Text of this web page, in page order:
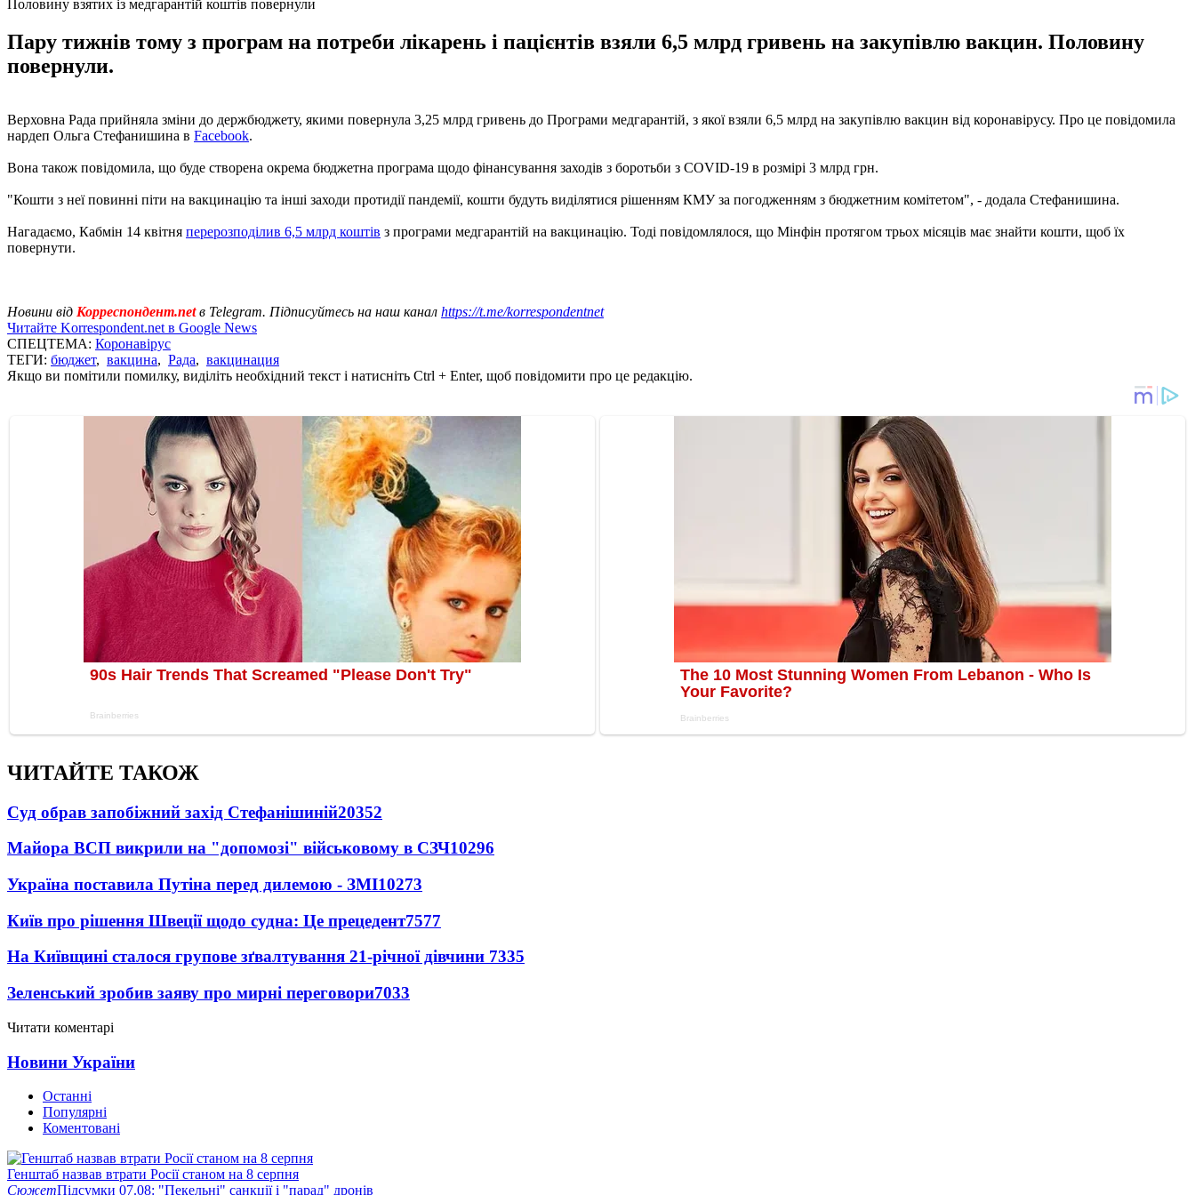
Половину взятих із медгарантій коштів повернули
Пару тижнів тому з програм на потреби лікарень і пацієнтів взяли 6,5 млрд гривень на закупівлю вакцин. Половину
повернули.
Верховна Рада прийняла зміни до держбюджету, якими повернула 3,25 млрд гривень до Програми медгарантій, з якої взяли 6,5 млрд на закупівлю вакцин від коронавірусу. Про це повідомила
нардеп Ольга Стефанишина в Facebook.
Вона також повідомила, що буде створена окрема бюджетна програма щодо фінансування заходів з боротьби з COVID-19 в розмірі 3 млрд грн.
"Кошти з неї повинні піти на вакцинацію та інші заходи протидії пандемії, кошти будуть виділятися рішенням КМУ за погодженням з бюджетним комітетом", - додала Стефанишина.
Нагадаємо, Кабмін 14 квітня перерозподілив 6,5 млрд коштів з програми медгарантій на вакцинацію. Тоді повідомлялося, що Мінфін протягом трьох місяців має знайти кошти, щоб їх
повернути.
Новини від Корреспондент.netв Telegram. Підписуйтесь на наш канал https://t.me/korrespondentnet
Читайте Korrespondent.net в Google News
СПЕЦТЕМА: Коронавірус
ТЕГИ: бюджет, вакцина, Рада, вакцинация
Якщо ви помітили помилку, виділіть необхідний текст і натисніть Ctrl + Enter, щоб повідомити про це редакцію.
ЧИТАЙТЕ ТАКОЖ
Суд обрав запобіжний захід Стефанішиній20352
Майора ВСП викрили на "допомозі" військовому в СЗЧ10296
Україна поставила Путіна перед дилемою - ЗМІ10273
Київ про рішення Швеції щодо судна: Це прецедент7577
На Київщині сталося групове зґвалтування 21-річної дівчини 7335
Зеленський зробив заяву про мирні переговори7033
Читати коментарі
Новини України
Останні
Популярні
Коментовані
Генштаб назвав втрати Росії станом на 8 серпня
СюжетПідсумки 07.08: "Пекельні" санкції і "парад" дронів